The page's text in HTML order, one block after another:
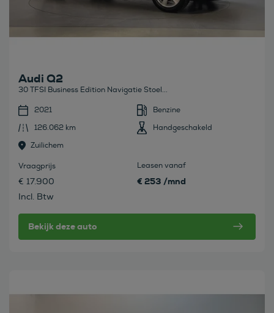
Audi Q2
30 TFSI Business Edition Navigatie Stoel...
2021
Benzine
126.062 km
Handgeschakeld
Zuilichem
Vraagprijs
€ 17.900
Incl. Btw
Leasen vanaf
€ 253 /mnd
Bekijk deze auto